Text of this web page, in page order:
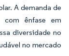
A demanda de
com ênfase em
diversidade no
no mercado